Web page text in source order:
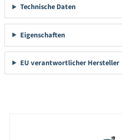
Technische Daten
Eigenschaften
EU verantwortlicher Hersteller